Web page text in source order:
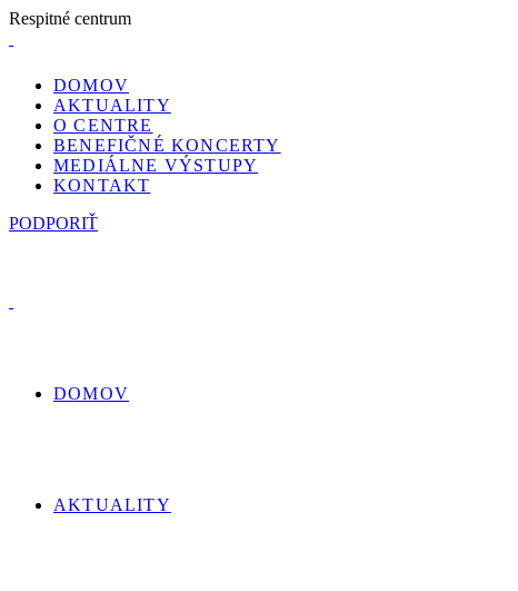
Respitné centrum
DOMOV
AKTUALITY
O CENTRE
BENEFIČNÉ KONCERTY
MEDIÁLNE VÝSTUPY
KONTAKT
PODPORIŤ
DOMOV
AKTUALITY